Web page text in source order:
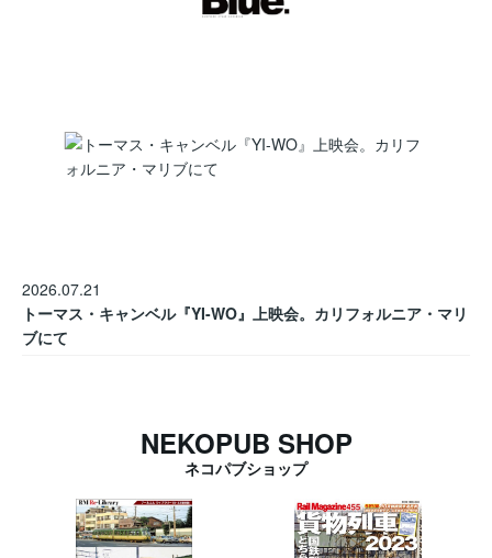
2026.07.21
トーマス・キャンベル『YI-WO』上映会。カリフォルニア・マリ
ブにて
NEKOPUB SHOP
ネコパブショップ